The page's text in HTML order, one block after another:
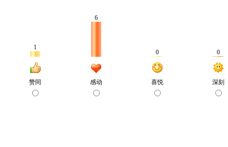
1
赞同
6
感动
0
喜悦
0
深刻